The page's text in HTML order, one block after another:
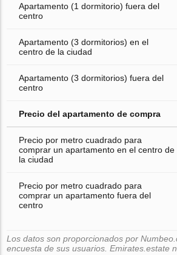
Apartamento (1 dormitorio) fuera del
centro
Apartamento (3 dormitorios) en el
centro de la ciudad
Apartamento (3 dormitorios) fuera del
centro
Precio del apartamento de compra
Precio por metro cuadrado para
comprar un apartamento en el centro de
la ciudad
Precio por metro cuadrado para
comprar un apartamento fuera del
centro
Los datos son proporcionados por
encuesta de sus usuarios. Emirates.estate